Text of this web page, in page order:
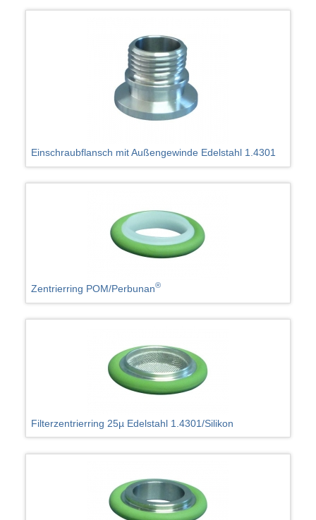
Einschraubflansch mit Außengewinde Edelstahl 1.4301
Zentrierring POM/Perbunan®
Filterzentrierring 25µ Edelstahl 1.4301/Silikon